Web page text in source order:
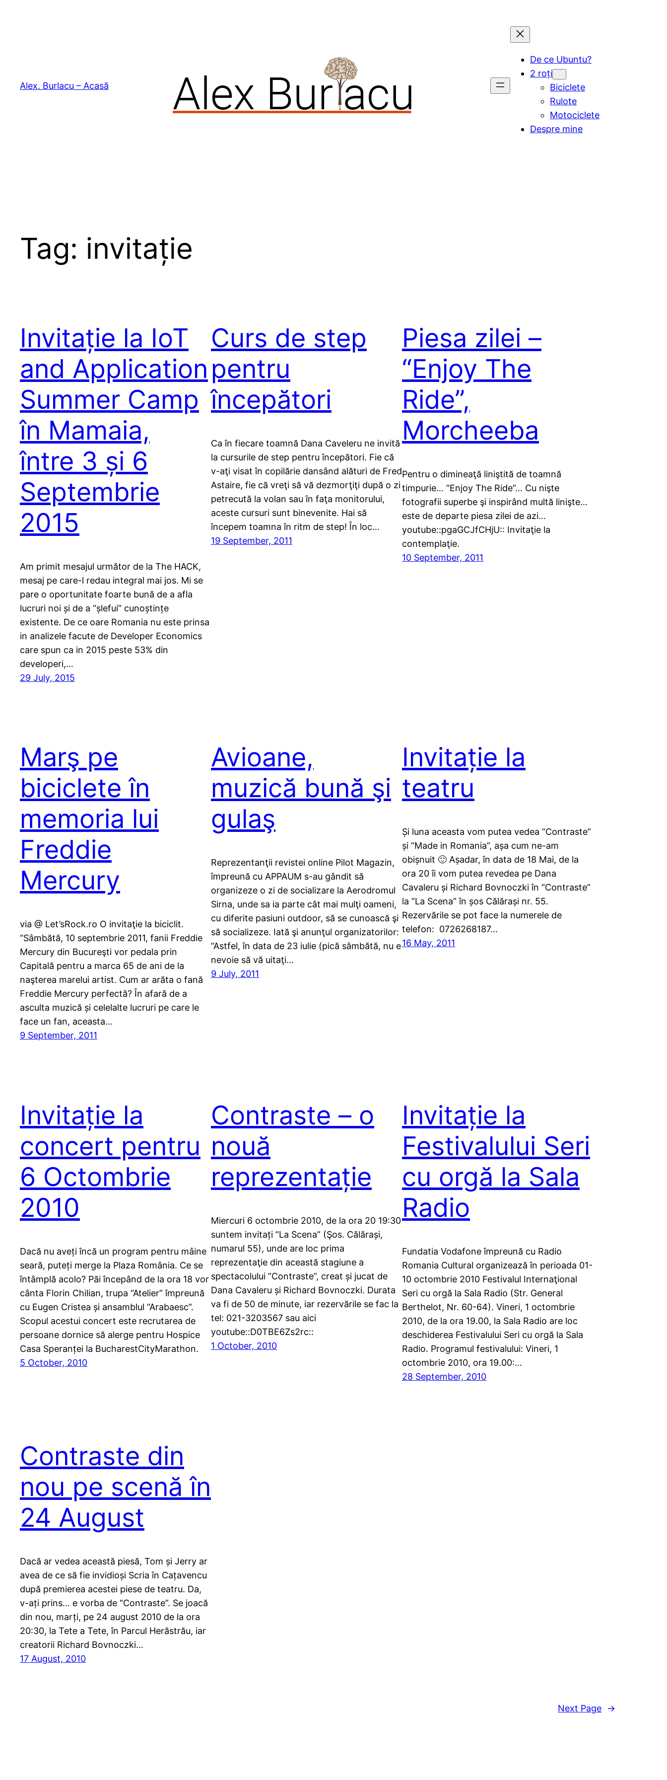
Alex. Burlacu – Acasă
De ce Ubuntu?
2 roți
Biciclete
Rulote
Motociclete
Despre mine
Tag: invitație
Invitație la IoT
and Application
Summer Camp
în Mamaia,
între 3 și 6
Septembrie
2015
Am primit mesajul următor de la The HACK,
mesaj pe care-l redau integral mai jos. Mi se
pare o oportunitate foarte bună de a afla
lucruri noi și de a “șlefui” cunoștințe
existente. De ce oare Romania nu este prinsa
in analizele facute de Developer Economics
care spun ca in 2015 peste 53% din
developeri,…
29 July, 2015
Curs de step
pentru
începători
Ca în fiecare toamnă Dana Caveleru ne invită
la cursurile de step pentru începători. Fie că
v-aţi visat în copilărie dansând alături de Fred
Astaire, fie că vreţi să vă dezmorţiţi după o zi
petrecută la volan sau în faţa monitorului,
aceste cursuri sunt binevenite. Hai să
începem toamna în ritm de step! În loc…
19 September, 2011
Piesa zilei –
“Enjoy The
Ride”,
Morcheeba
Pentru o dimineaţă liniştită de toamnă
timpurie… “Enjoy The Ride”… Cu nişte
fotografii superbe şi inspirând multă linişte…
este de departe piesa zilei de azi…
youtube::pgaGCJfCHjU:: Invitaţie la
contemplaţie.
10 September, 2011
Marş pe
biciclete în
memoria lui
Freddie
Mercury
via @ Let’sRock.ro O invitaţie la biciclit.
“Sâmbătă, 10 septembrie 2011, fanii Freddie
Mercury din Bucureşti vor pedala prin
Capitală pentru a marca 65 de ani de la
naşterea marelui artist. Cum ar arăta o fană
Freddie Mercury perfectă? În afară de a
asculta muzică și celelalte lucruri pe care le
face un fan, aceasta…
9 September, 2011
Avioane,
muzică bună şi
gulaş
Reprezentanţii revistei online Pilot Magazin,
împreună cu APPAUM s-au gândit să
organizeze o zi de socializare la Aerodromul
Sirna, unde sa ia parte cât mai mulţi oameni,
cu diferite pasiuni outdoor, să se cunoască şi
să socializeze. Iată şi anunţul organizatorilor:
“Astfel, în data de 23 iulie (pică sâmbătă, nu e
nevoie să vă uitaţi…
9 July, 2011
Invitație la
teatru
Și luna aceasta vom putea vedea “Contraste”
și “Made in Romania”, așa cum ne-am
obișnuit 🙂 Așadar, în data de 18 Mai, de la
ora 20 îi vom putea revedea pe Dana
Cavaleru și Richard Bovnoczki în “Contraste”
la “La Scena” în șos Călărași nr. 55.
Rezervările se pot face la numerele de
telefon: 0726268187…
16 May, 2011
Invitație la
concert pentru
6 Octombrie
2010
Dacă nu aveți încă un program pentru mâine
seară, puteți merge la Plaza România. Ce se
întâmplă acolo? Păi începând de la ora 18 vor
cânta Florin Chilian, trupa “Atelier” împreună
cu Eugen Cristea și ansamblul “Arabaesc”.
Scopul acestui concert este recrutarea de
persoane dornice să alerge pentru Hospice
Casa Speranței la BucharestCityMarathon.
5 October, 2010
Contraste – o
nouă
reprezentație
Miercuri 6 octombrie 2010, de la ora 20 19:30
suntem invitați “La Scena” (Şos. Călărași,
numarul 55), unde are loc prima
reprezentaţie din această stagiune a
spectacolului ”Contraste”, creat și jucat de
Dana Cavaleru și Richard Bovnoczki. Durata
va fi de 50 de minute, iar rezervările se fac la
tel: 021-3203567 sau aici
youtube::D0TBE6Zs2rc::
1 October, 2010
Invitație la
Festivalului Seri
cu orgă la Sala
Radio
Fundatia Vodafone împreună cu Radio
Romania Cultural organizează în perioada 01-
10 octombrie 2010 Festivalul Internaţional
Seri cu orgă la Sala Radio (Str. General
Berthelot, Nr. 60-64). Vineri, 1 octombrie
2010, de la ora 19.00, la Sala Radio are loc
deschiderea Festivalului Seri cu orgă la Sala
Radio. Programul festivalului: Vineri, 1
octombrie 2010, ora 19.00:…
28 September, 2010
Contraste din
nou pe scenă în
24 August
Dacă ar vedea această piesă, Tom și Jerry ar
avea de ce să fie invidioși Scria în Cațavencu
după premierea acestei piese de teatru. Da,
v-ați prins… e vorba de “Contraste”. Se joacă
din nou, marți, pe 24 august 2010 de la ora
20:30, la Tete a Tete, în Parcul Herăstrău, iar
creatorii Richard Bovnoczki…
17 August, 2010
Next Page →